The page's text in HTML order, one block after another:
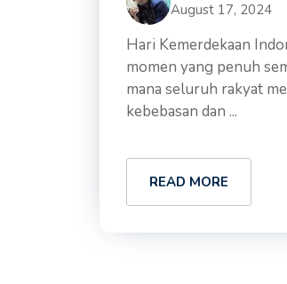
August 17, 2024
Hari Kemerdekaan
momen yang penuh
mana seluruh rakyat
kebebasan dan ...
READ MORE